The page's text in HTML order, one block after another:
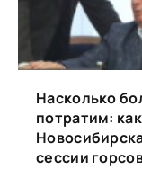
Насколько
потратим:
сессии